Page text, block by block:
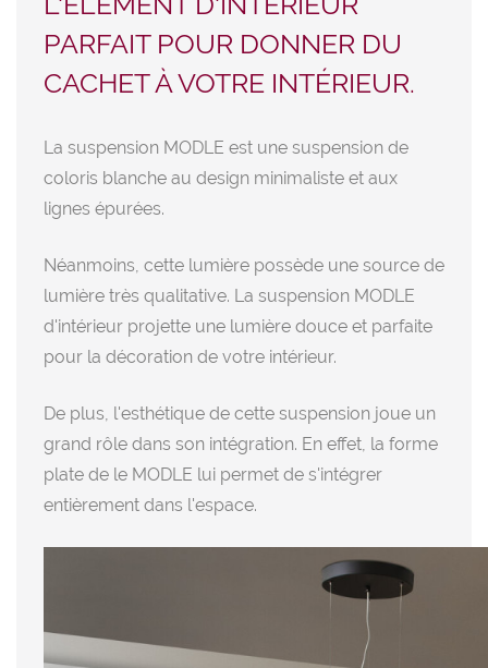
PARFAIT POUR DONNER DU
CACHET À VOTRE INTÉRIEUR.
La suspension MODLE est une suspension de
coloris blanche au design minimaliste et aux
lignes épurées.
Néanmoins, cette lumière possède une source de
lumière très qualitative. La suspension MODLE
d'intérieur projette une lumière douce et parfaite
pour la décoration de votre intérieur.
De plus, l'esthétique de cette suspension joue un
grand rôle dans son intégration. En effet, la forme
plate de le MODLE lui permet de s'intégrer
entièrement dans l'espace.